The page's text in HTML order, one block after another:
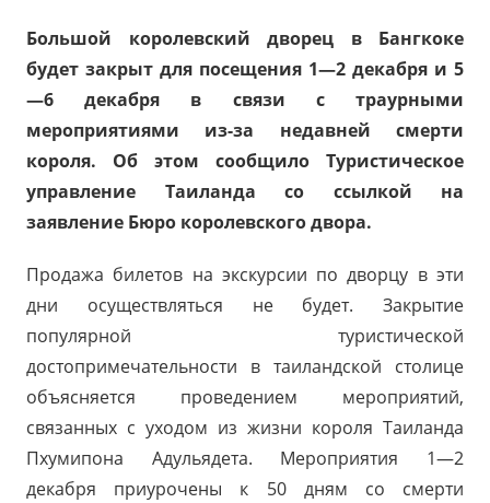
Большой королевский дворец в Бангкоке
будет закрыт для посещения 1—2 декабря и 5
—6 декабря в связи с траурными
мероприятиями из-за недавней смерти
короля. Об этом сообщило Туристическое
управление Таиланда со ссылкой на
заявление Бюро королевского двора.
Продажа билетов на экскурсии по дворцу в эти
дни осуществляться не будет. Закрытие
популярной туристической
достопримечательности в таиландской столице
объясняется проведением мероприятий,
связанных с уходом из жизни короля Таиланда
Пхумипона Адульядета. Мероприятия 1—2
декабря приурочены к 50 дням со смерти